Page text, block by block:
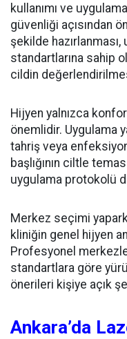
kullanımı ve
güvenliği açısından
şekilde hazırlanması,
standartlarına sahip
cildin
Hijyen yalnızca
önemlidir. Uygulama
tahriş veya
başlığının ciltle
uygulama protokolü
Merkez seçimi
kliniğin genel hijyen
Profesyonel
standartlara göre
önerileri kişiye açık
Ankara’da